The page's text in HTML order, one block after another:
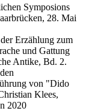
Symposions
28. Mai
Erzählung zum
und Gattung
Antike, Bd. 2.
von "Dido
Klees,
2020